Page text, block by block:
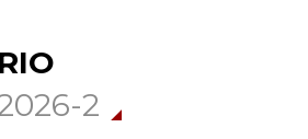
2